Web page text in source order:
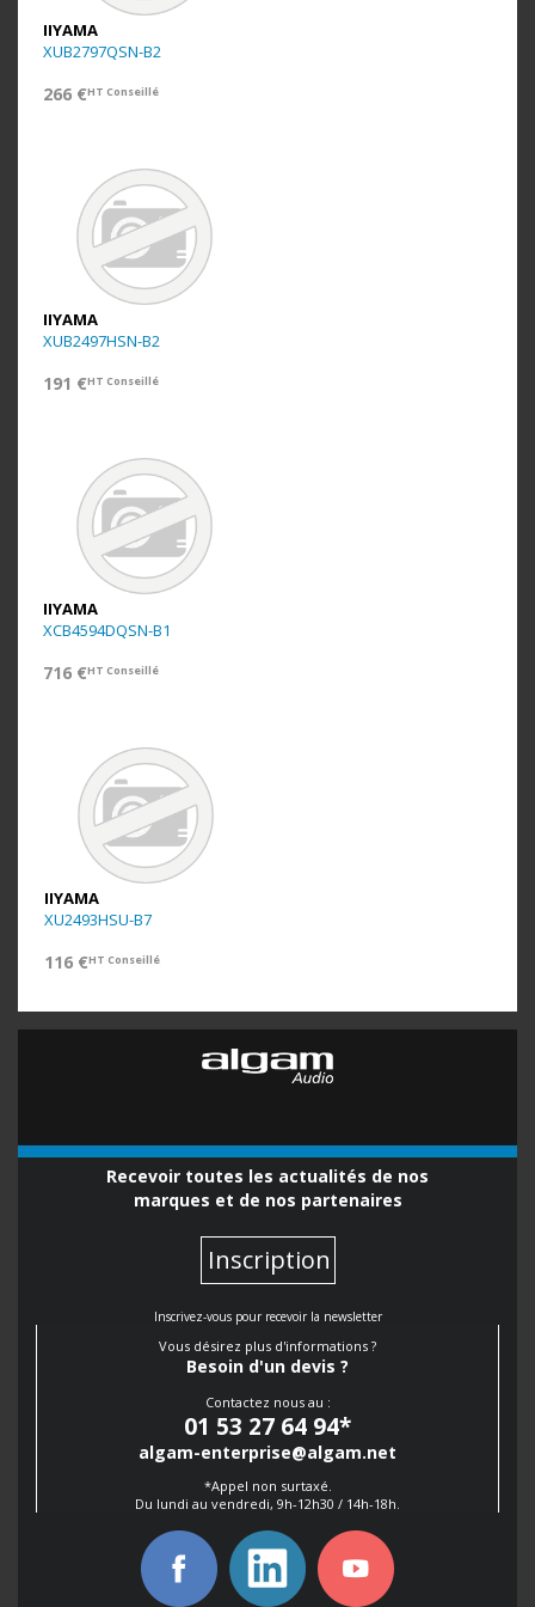
IIYAMA
XUB2797QSN-B2
266 €HT Conseillé
IIYAMA
XUB2497HSN-B2
191 €HT Conseillé
IIYAMA
XCB4594DQSN-B1
716 €HT Conseillé
IIYAMA
XU2493HSU-B7
116 €HT Conseillé
Recevoir toutes les actualités de nos
marques et de nos partenaires
Inscription
Inscrivez-vous pour recevoir la newsletter
Vous désirez plus d'informations ?
Besoin d'un devis ?
Contactez nous au :
01 53 27 64 94*
algam-enterprise@algam.net
*Appel non surtaxé.
Du lundi au vendredi, 9h-12h30 / 14h-18h.